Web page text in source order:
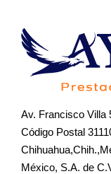
Av. Francisco Villa
Código Postal
México, S.A. de